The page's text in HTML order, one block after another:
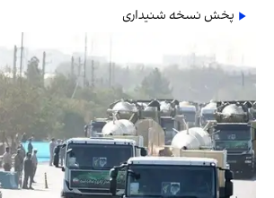
پخش نسخه شنیداری